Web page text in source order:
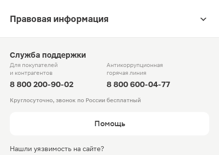
Правовая информация
Служба поддержки
Для покупателей
и контрагентов
8 800 200-90-02
Антикоррупционная
горячая линия
8 800 600-04-77
Круглосуточно, звонок по России бесплатный
Помощь
Нашли уязвимость на сайте?